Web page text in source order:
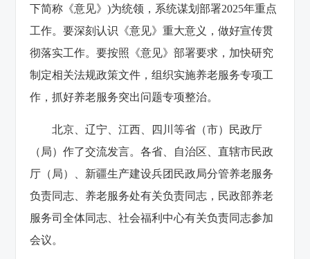
下简称《意见》)为统领，系统谋划部署2025年重点
工作。要深刻认识《意见》重大意义，做好宣传贯
彻落实工作。要按照《意见》部署要求，加快研究
制定相关法规政策文件，组织实施养老服务专项工
作，抓好养老服务突出问题专项整治。
北京、辽宁、江西、四川等省（市）民政厅
（局）作了交流发言。各省、自治区、直辖市民政
厅（局）、新疆生产建设兵团民政局分管养老服务
负责同志、养老服务处有关负责同志，民政部养老
服务司全体同志、社会福利中心有关负责同志参加
会议。